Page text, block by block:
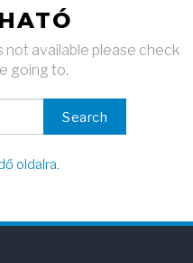
not available please check
going to.
Search
oldalra.